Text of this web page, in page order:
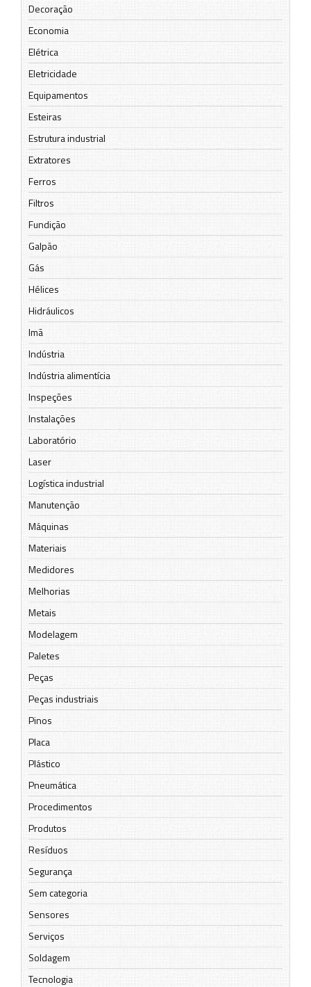
Decoração
Economia
Elétrica
Eletricidade
Equipamentos
Esteiras
Estrutura industrial
Extratores
Ferros
Filtros
Fundição
Galpão
Gás
Hélices
Hidráulicos
Imã
Indústria
Indústria alimentícia
Inspeções
Instalações
Laboratório
Laser
Logística industrial
Manutenção
Máquinas
Materiais
Medidores
Melhorias
Metais
Modelagem
Paletes
Peças
Peças industriais
Pinos
Placa
Plástico
Pneumática
Procedimentos
Produtos
Resíduos
Segurança
Sem categoria
Sensores
Serviços
Soldagem
Tecnologia